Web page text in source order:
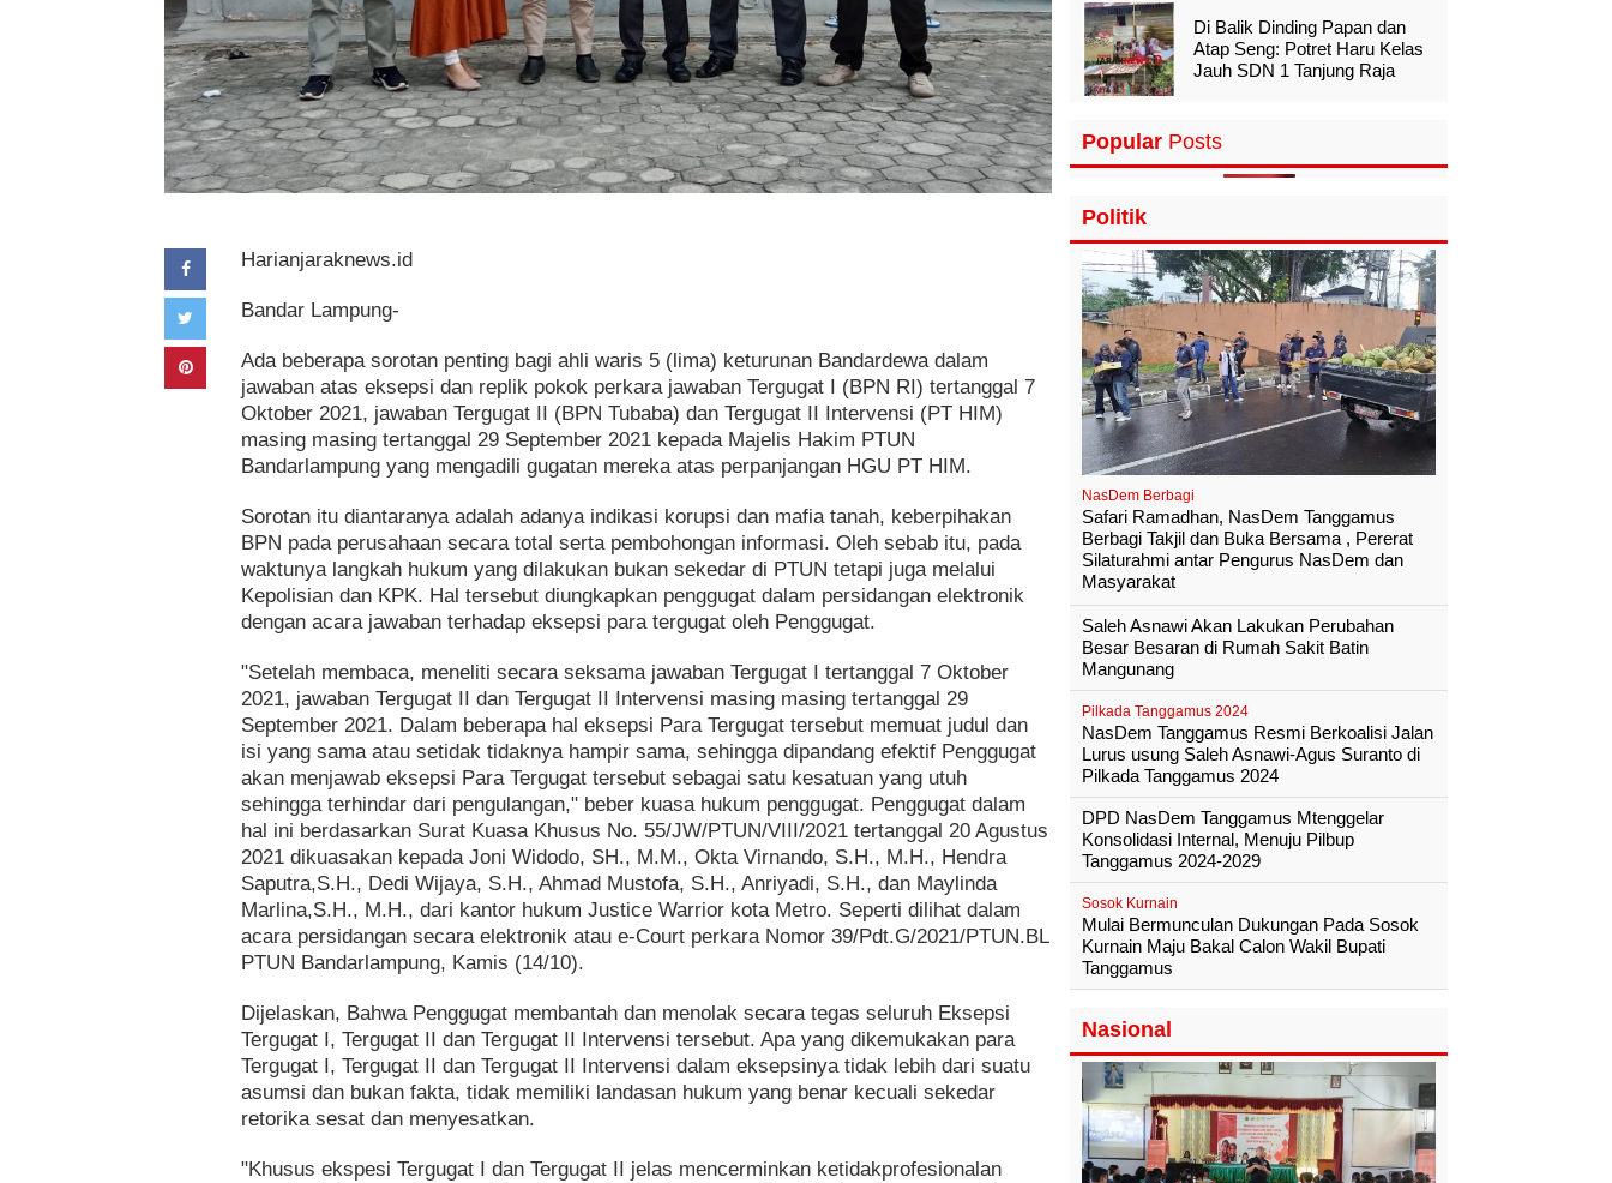
Harianjaraknews.id
Bandar Lampung-
Ada beberapa sorotan penting bagi ahli waris 5 (lima) keturunan Bandardewa dalam
jawaban atas eksepsi dan replik pokok perkara jawaban Tergugat I (BPN RI) tertanggal 7
Oktober 2021, jawaban Tergugat II (BPN Tubaba) dan Tergugat II Intervensi (PT HIM)
masing masing tertanggal 29 September 2021 kepada Majelis Hakim PTUN
Bandarlampung yang mengadili gugatan mereka atas perpanjangan HGU PT HIM.
Sorotan itu diantaranya adalah adanya indikasi korupsi dan mafia tanah, keberpihakan
BPN pada perusahaan secara total serta pembohongan informasi. Oleh sebab itu, pada
waktunya langkah hukum yang dilakukan bukan sekedar di PTUN tetapi juga melalui
Kepolisian dan KPK. Hal tersebut diungkapkan penggugat dalam persidangan elektronik
dengan acara jawaban terhadap eksepsi para tergugat oleh Penggugat.
"Setelah membaca, meneliti secara seksama jawaban Tergugat I tertanggal 7 Oktober
2021, jawaban Tergugat II dan Tergugat II Intervensi masing masing tertanggal 29
September 2021. Dalam beberapa hal eksepsi Para Tergugat tersebut memuat judul dan
isi yang sama atau setidak tidaknya hampir sama, sehingga dipandang efektif Penggugat
akan menjawab eksepsi Para Tergugat tersebut sebagai satu kesatuan yang utuh
sehingga terhindar dari pengulangan," beber kuasa hukum penggugat. Penggugat dalam
hal ini berdasarkan Surat Kuasa Khusus No. 55/JW/PTUN/VIII/2021 tertanggal 20 Agustus
2021 dikuasakan kepada Joni Widodo, SH., M.M., Okta Virnando, S.H., M.H., Hendra
Saputra,S.H., Dedi Wijaya, S.H., Ahmad Mustofa, S.H., Anriyadi, S.H., dan Maylinda
Marlina,S.H., M.H., dari kantor hukum Justice Warrior kota Metro. Seperti dilihat dalam
acara persidangan secara elektronik atau e-Court perkara Nomor 39/Pdt.G/2021/PTUN.BL
PTUN Bandarlampung, Kamis (14/10).
Dijelaskan, Bahwa Penggugat membantah dan menolak secara tegas seluruh Eksepsi
Tergugat I, Tergugat II dan Tergugat II Intervensi tersebut. Apa yang dikemukakan para
Tergugat I, Tergugat II dan Tergugat II Intervensi dalam eksepsinya tidak lebih dari suatu
asumsi dan bukan fakta, tidak memiliki landasan hukum yang benar kecuali sekedar
retorika sesat dan menyesatkan.
"Khusus ekspesi Tergugat I dan Tergugat II jelas mencerminkan ketidakprofesionalan
Di Balik Dinding Papan dan
Atap Seng: Potret Haru Kelas
Jauh SDN 1 Tanjung Raja
Popular Posts
Politik
NasDem Berbagi
Safari Ramadhan, NasDem Tanggamus
Berbagi Takjil dan Buka Bersama , Pererat
Silaturahmi antar Pengurus NasDem dan
Masyarakat
Saleh Asnawi Akan Lakukan Perubahan
Besar Besaran di Rumah Sakit Batin
Mangunang
Pilkada Tanggamus 2024
NasDem Tanggamus Resmi Berkoalisi Jalan
Lurus usung Saleh Asnawi-Agus Suranto di
Pilkada Tanggamus 2024
DPD NasDem Tanggamus Mtenggelar
Konsolidasi Internal, Menuju Pilbup
Tanggamus 2024-2029
Sosok Kurnain
Mulai Bermunculan Dukungan Pada Sosok
Kurnain Maju Bakal Calon Wakil Bupati
Tanggamus
Nasional